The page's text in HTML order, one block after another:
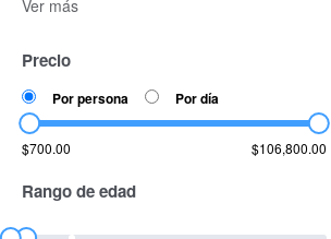
Ver más
Precio
Por persona Por día
$700.00 $106,800.00
Rango de edad